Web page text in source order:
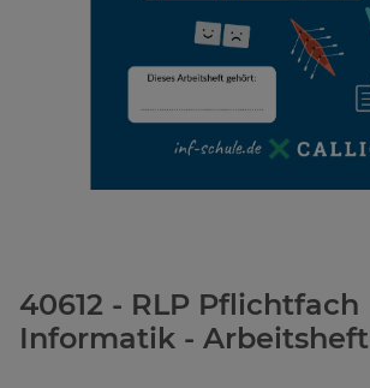
40612 - RLP Pflichtfach
Informatik - Arbeitsheft